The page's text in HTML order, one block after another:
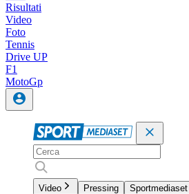
Risultati
Video
Foto
Tennis
Drive UP
F1
MotoGp
Video Pressing